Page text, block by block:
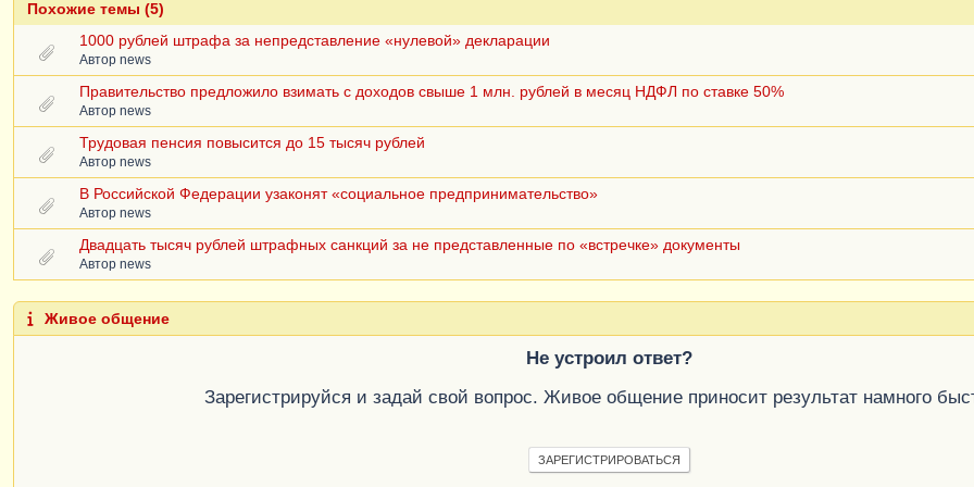
Похожие темы (5)
1000 рублей штрафа за непредставление «нулевой» декларации
Автор news
Правительство предложило взимать с доходов свыше 1 млн. рублей в месяц НДФЛ по ставке 50%
Автор news
Трудовая пенсия повысится до 15 тысяч рублей
Автор news
В Российской Федерации узаконят «социальное предпринимательство»
Автор news
Двадцать тысяч рублей штрафных санкций за не представленные по «встречке» документы
Автор news
Живое общение
Не устроил ответ?
Зарегистрируйся и задай свой вопрос. Живое общение приносит результат намного
ЗАРЕГИСТРИРОВАТЬСЯ